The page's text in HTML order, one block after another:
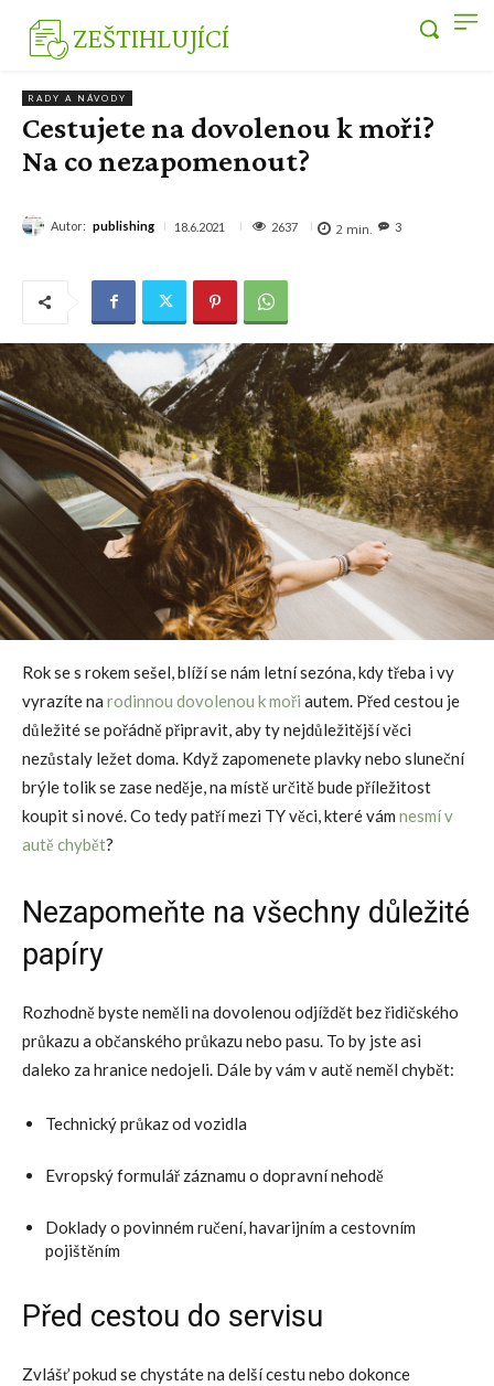
ZEŠTIHLUJÍCÍ
RADY A NÁVODY
Cestujete na dovolenou k moři?
Na co nezapomenout?
Autor: publishing 18.6.2021 2637 2 min. 3
Rok se s rokem sešel, blíží se nám letní sezóna, kdy třeba i vy
vyrazíte na rodinnou dovolenou k moři autem. Před cestou je
důležité se pořádně připravit, aby ty nejdůležitější věci
nezůstaly ležet doma. Když zapomenete plavky nebo sluneční
brýle tolik se zase neděje, na místě určitě bude příležitost
koupit si nové. Co tedy patří mezi TY věci, které vám nesmí v
autě chybět?
Nezapomeňte na všechny důležité
papíry
Rozhodně byste neměli na dovolenou odjíždět bez řidičského
průkazu a občanského průkazu nebo pasu. To by jste asi
daleko za hranice nedojeli. Dále by vám v autě neměl chybět:
Technický průkaz od vozidla
Evropský formulář záznamu o dopravní nehodě
Doklady o povinném ručení, havarijním a cestovním
pojištěním
Před cestou do servisu
Zvlášť pokud se chystáte na delší cestu nebo dokonce